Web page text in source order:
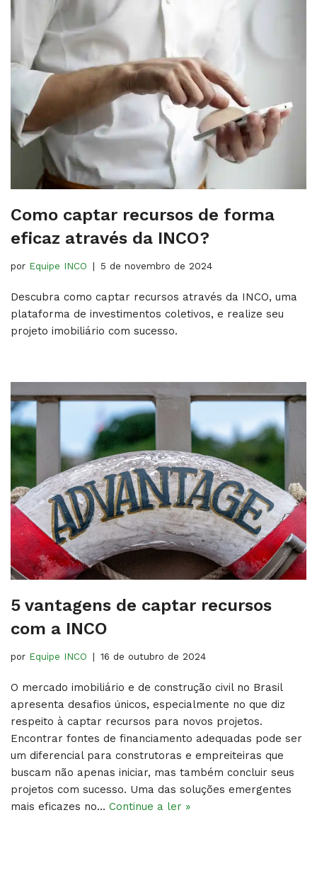
Como captar recursos de forma
eficaz através da INCO?
por Equipe INCO 5 de novembro de 2024
Descubra como captar recursos através da INCO, uma
plataforma de investimentos coletivos, e realize seu
projeto imobiliário com sucesso.
5 vantagens de captar recursos
com a INCO
por Equipe INCO 16 de outubro de 2024
O mercado imobiliário e de construção civil no Brasil
apresenta desafios únicos, especialmente no que diz
respeito à captar recursos para novos projetos.
Encontrar fontes de financiamento adequadas pode ser
um diferencial para construtoras e empreiteiras que
buscam não apenas iniciar, mas também concluir seus
projetos com sucesso. Uma das soluções emergentes
mais eficazes no… Continue a ler »